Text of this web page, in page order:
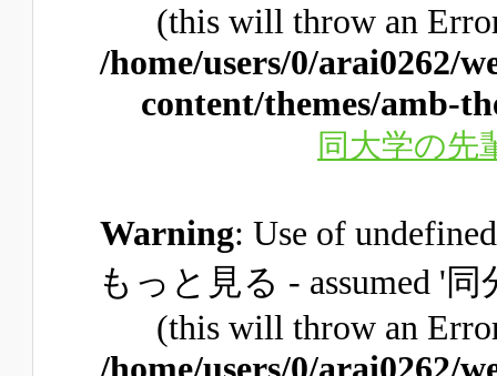
(this will throw an
/home/users/0/arai0262/
content/themes/amb-
同大学の先
Warning: Use of
もっと見る - assumed '
(this will throw an